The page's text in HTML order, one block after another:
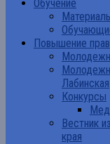
Обучение
Повышение
Лабинская
Конкурсы
Вестник
края